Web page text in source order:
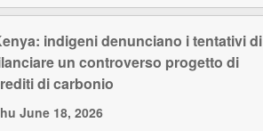
indigeni denunciano i tentativi di
un controverso progetto di
di carbonio
June 18, 2026